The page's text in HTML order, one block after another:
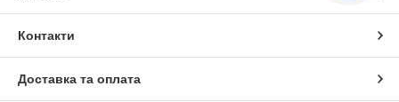
Контакти
Доставка та оплата